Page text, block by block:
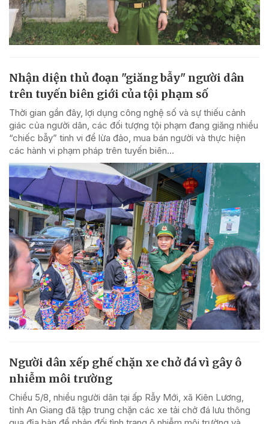
Nhận diện thủ đoạn "giăng bẫy" người dân
trên tuyến biên giới của tội phạm số
Thời gian gần đây, lợi dụng công nghệ số và sự thiếu cảnh
giác của người dân, các đối tượng tội phạm đang giăng nhiều
“chiếc bẫy” tinh vi để lừa đảo, mua bán người và thực hiện
các hành vi phạm pháp trên tuyến biên...
Người dân xếp ghế chặn xe chở đá vì gây ô
nhiễm môi trường
Chiều 5/8, nhiều người dân tại ấp Rẫy Mới, xã Kiên Lương,
tỉnh An Giang đã tập trung chặn các xe tải chở đá lưu thông